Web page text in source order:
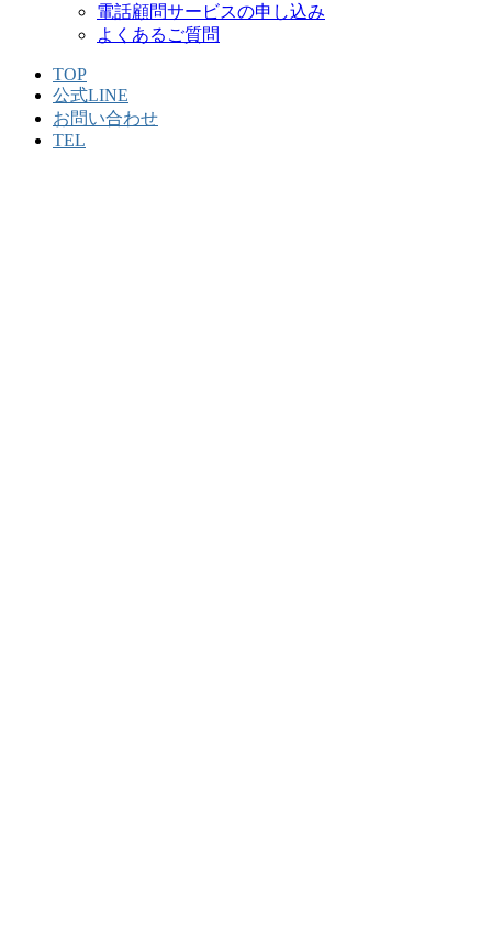
電話顧問サービスの申し込み
よくあるご質問
TOP
公式LINE
お問い合わせ
TEL